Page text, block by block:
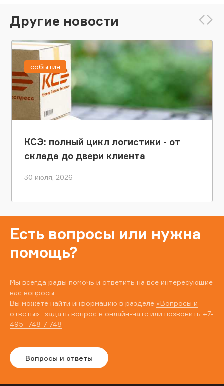
Другие новости
КСЭ: полный цикл логистики - от
склада до двери клиента
30 июля, 2026
события
Есть вопросы или нужна
помощь?
Мы всегда рады помочь и ответить на все интересующие
вас вопросы.
Вы можете найти информацию в разделе «Вопросы и
ответы» , задать вопрос в онлайн-чате или позвонить +7-
495- 748-7-748
Вопросы и ответы